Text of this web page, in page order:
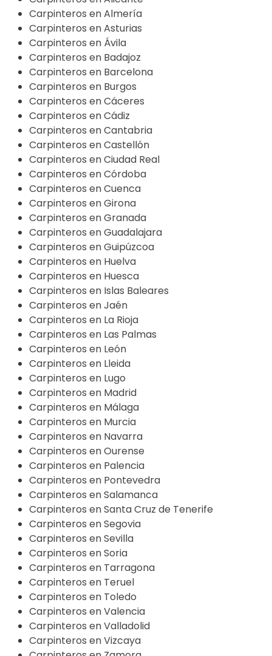
Carpinteros en Almería
Carpinteros en Asturias
Carpinteros en Ávila
Carpinteros en Badajoz
Carpinteros en Barcelona
Carpinteros en Burgos
Carpinteros en Cáceres
Carpinteros en Cádiz
Carpinteros en Cantabria
Carpinteros en Castellón
Carpinteros en Ciudad Real
Carpinteros en Córdoba
Carpinteros en Cuenca
Carpinteros en Girona
Carpinteros en Granada
Carpinteros en Guadalajara
Carpinteros en Guipúzcoa
Carpinteros en Huelva
Carpinteros en Huesca
Carpinteros en Islas Baleares
Carpinteros en Jaén
Carpinteros en La Rioja
Carpinteros en Las Palmas
Carpinteros en León
Carpinteros en Lleida
Carpinteros en Lugo
Carpinteros en Madrid
Carpinteros en Málaga
Carpinteros en Murcia
Carpinteros en Navarra
Carpinteros en Ourense
Carpinteros en Palencia
Carpinteros en Pontevedra
Carpinteros en Salamanca
Carpinteros en Santa Cruz de Tenerife
Carpinteros en Segovia
Carpinteros en Sevilla
Carpinteros en Soria
Carpinteros en Tarragona
Carpinteros en Teruel
Carpinteros en Toledo
Carpinteros en Valencia
Carpinteros en Valladolid
Carpinteros en Vizcaya